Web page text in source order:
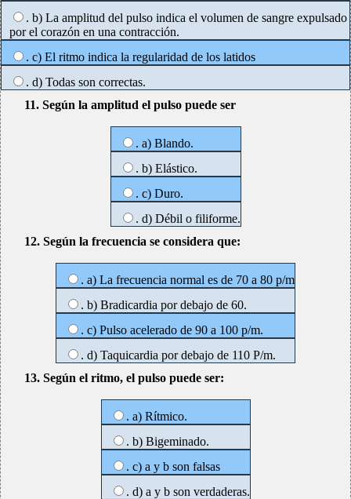
. b) La amplitud del pulso indica el volumen de sangre expulsado
por el corazón en una contracción.
. c) El ritmo indica la regularidad de los latidos
. d) Todas son correctas.
11. Según la amplitud el pulso puede ser
. a) Blando.
. b) Elástico.
. c) Duro.
. d) Débil o filiforme.
12. Según la frecuencia se considera que:
. a) La frecuencia normal es de 70 a 80 p/m
. b) Bradicardia por debajo de 60.
. c) Pulso acelerado de 90 a 100 p/m.
. d) Taquicardia por debajo de 110 P/m.
13. Según el ritmo, el pulso puede ser:
. a) Rítmico.
. b) Bigeminado.
. c) a y b son falsas
. d) a y b son verdaderas.